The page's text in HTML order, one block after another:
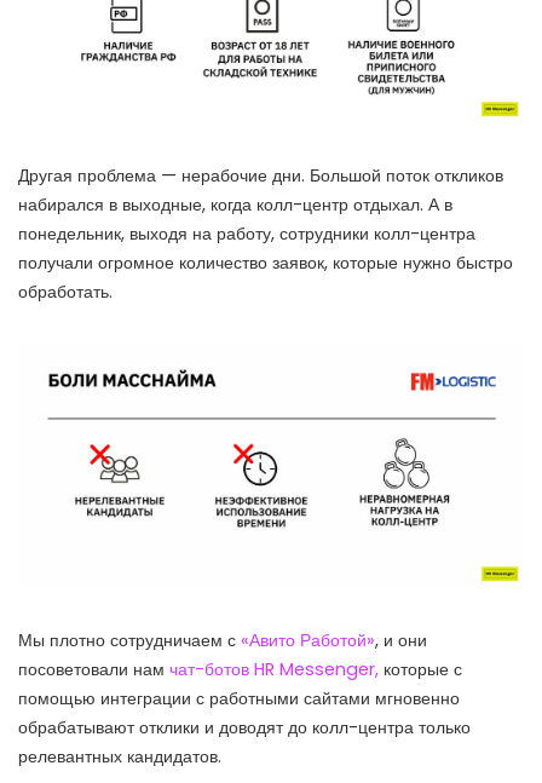
Другая проблема — нерабочие дни. Большой поток откликов
набирался в выходные, когда колл-центр отдыхал. А в
понедельник, выходя на работу, сотрудники колл-центра
получали огромное количество заявок, которые нужно быстро
обработать.
Мы плотно сотрудничаем с «Авито Работой», и они
посоветовали нам чат-ботов HR Messenger, которые с
помощью интеграции с работными сайтами мгновенно
обрабатывают отклики и доводят до колл-центра только
релевантных кандидатов.